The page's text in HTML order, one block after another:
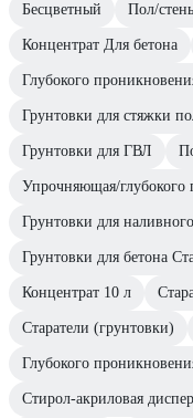
Бесцветный Пол/
Концентрат Для бетона
Глубокого
Грунтовки для стяжки
Грунтовки для ГВЛ
Упрочняющая/глубокого
Грунтовки для
Грунтовки для бетона
Концентрат 10 л
Старатели (грунтовки)
Глубокого
Стирол-акриловая